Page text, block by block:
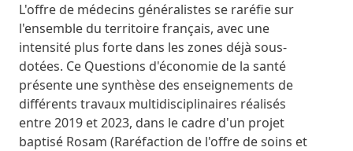
L'offre de médecins généralistes se raréfie sur
l'ensemble du territoire français, avec une
intensité plus forte dans les zones déjà sous-
dotées. Ce Questions d'économie de la santé
présente une synthèse des enseignements de
différents travaux multidisciplinaires réalisés
entre 2019 et 2023, dans le cadre d'un projet
baptisé Rosam (Raréfaction de l'offre de soins et